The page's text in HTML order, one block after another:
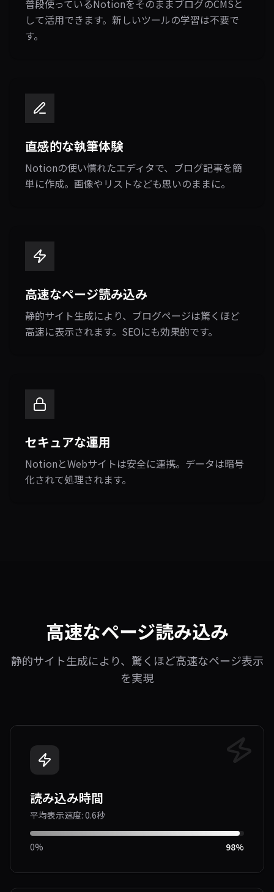
普段使っているNotionをそのままブログのCMSと
して活用できます。新しいツールの学習は不要で
す。
直感的な執筆体験
Notionの使い慣れたエディタで、ブログ記事を簡
単に作成。画像やリストなども思いのままに。
高速なページ読み込み
静的サイト生成により、ブログページは驚くほど
高速に表示されます。SEOにも効果的です。
セキュアな運用
NotionとWebサイトは安全に連携。データは暗号
化されて処理されます。
高速なページ読み込み
静的サイト生成により、驚くほど高速なページ表示
を実現
読み込み時間
平均表示速度: 0.6秒
0% 98%